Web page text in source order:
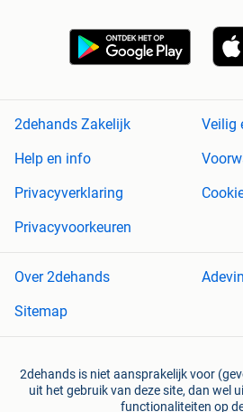
2dehands Zakelijk
Veilig
Help en info
Privacyverklaring
Privacyvoorkeuren
Over 2dehands
Sitemap
2dehands is niet aansprakelijk voor
uit het gebruik van deze site, dan wel
functionaliteiten op